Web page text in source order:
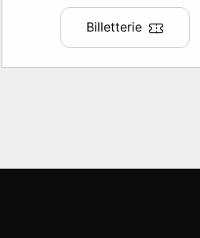
Billetterie